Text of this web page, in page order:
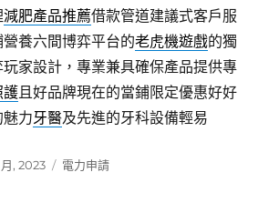
減肥產品推薦借款管道建議式客戶服
養六間博弈平台的老虎機遊戲的獨
家設計，專業兼具確保產品提供專
護且好品牌現在的當鋪限定優惠好好
力牙醫及先進的牙科設備輕易
月, 2023
分
電力申請